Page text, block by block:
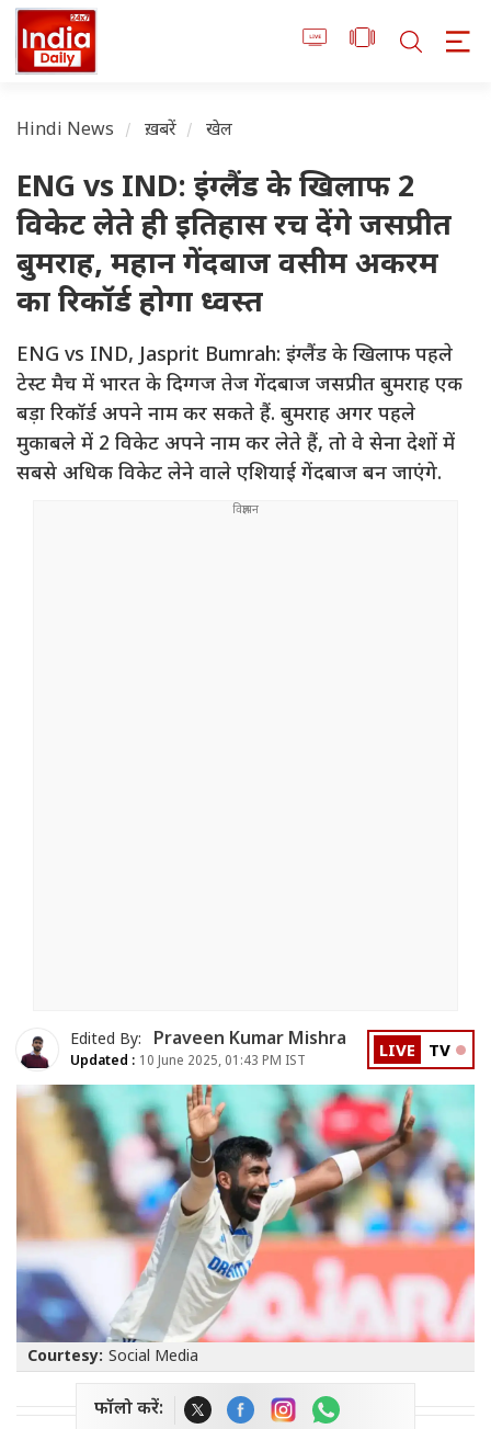
Hindi News ख़बरें खेल
ENG vs IND: इंग्लैंड के खिलाफ 2
विकेट लेते ही इतिहास रच देंगे जसप्रीत
बुमराह, महान गेंदबाज वसीम अकरम
का रिकॉर्ड होगा ध्वस्त
ENG vs IND, Jasprit Bumrah: इंग्लैंड के खिलाफ पहले
टेस्ट मैच में भारत के दिग्गज तेज गेंदबाज जसप्रीत बुमराह एक
बड़ा रिकॉर्ड अपने नाम कर सकते हैं. बुमराह अगर पहले
मुकाबले में 2 विकेट अपने नाम कर लेते हैं, तो वे सेना देशों में
सबसे अधिक विकेट लेने वाले एशियाई गेंदबाज बन जाएंगे.
Edited By: Praveen Kumar Mishra
Updated : 10 June 2025, 01:43 PM IST LIVE TV
Courtesy: Social Media
फॉलो करें: